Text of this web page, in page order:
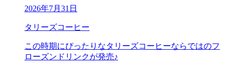
2026年7月31日
タリーズコーヒー
この時期にぴったりなタリーズコーヒーならではのフ
ローズンドリンクが発売♪